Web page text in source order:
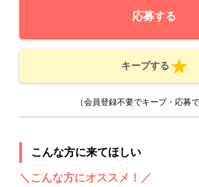
応募する
キープする
（会員登録不要でキープ・応募で
こんな方に来てほしい
＼こんな方にオススメ！／